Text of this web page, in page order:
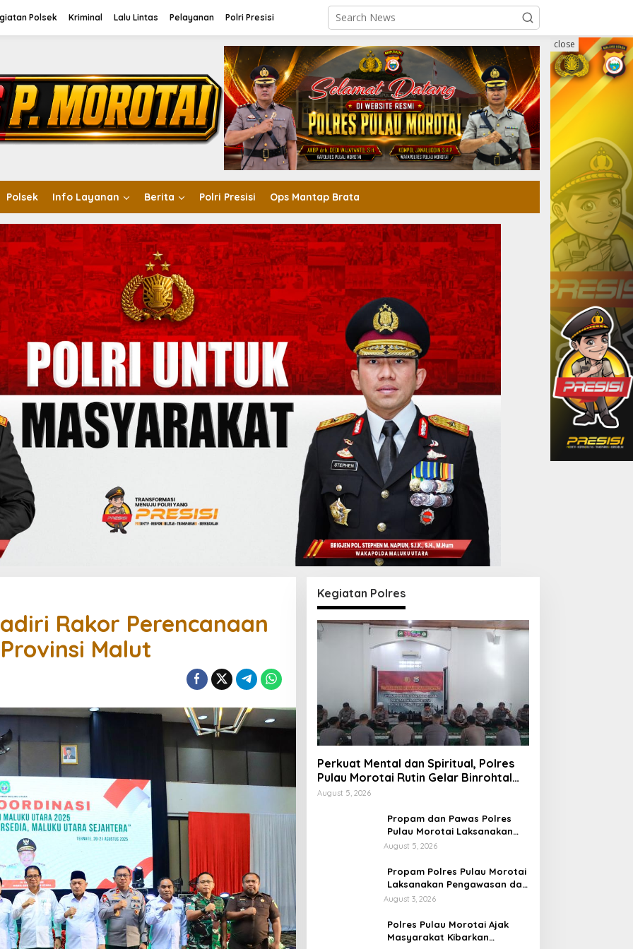
Polsek Kriminal Lalu Lintas Pelayanan Polri Presisi
Polsek Info Layanan Berita Polri Presisi Ops Mantap Brata
close
Rakor Perencanaan
Malut
Kegiatan Polres
Perkuat Mental dan Spiritual, Polres
Pulau Morotai Rutin Gelar Binrohtal
untuk Bentuk Personel Berintegritas
August 5, 2026
Propam dan Pawas Polres
Pulau Morotai Laksanakan
Pengecekan Pelayanan,
Mendapat Pelayanan Optimal
August 5, 2026
Propam Polres Pulau Morotai
Laksanakan Pengawasan dan
Pengecekan Personel Saat
Fungsi
August 3, 2026
Polres Pulau Morotai Ajak
Masyarakat Kibarkan